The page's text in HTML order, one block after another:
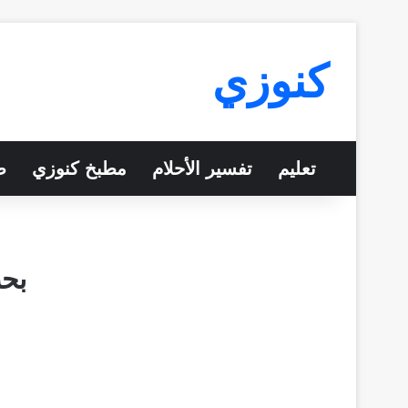
كنوزي
تعليم تفسير الأحلام مطبخ كنوزي